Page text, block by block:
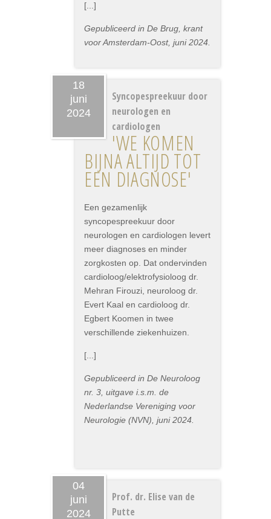
[...]
Gepubliceerd in De Brug, krant
voor Amsterdam-Oost, juni 2024.
18
juni
2024
Syncopespreekuur door
neurologen en
cardiologen
'WE KOMEN
BIJNA ALTIJD TOT
EEN DIAGNOSE'
Een gezamenlijk
syncopespreekuur door
neurologen en cardiologen levert
meer diagnoses en minder
zorgkosten op. Dat ondervinden
cardioloog/elektrofysioloog dr.
Mehran Firouzi, neuroloog dr.
Evert Kaal en cardioloog dr.
Egbert Koomen in twee
verschillende ziekenhuizen.
[...]
Gepubliceerd in De Neuroloog
nr. 3, uitgave i.s.m. de
Nederlandse Vereniging voor
Neurologie (NVN), juni 2024.
04
juni
2024
Prof. dr. Elise van de
Putte